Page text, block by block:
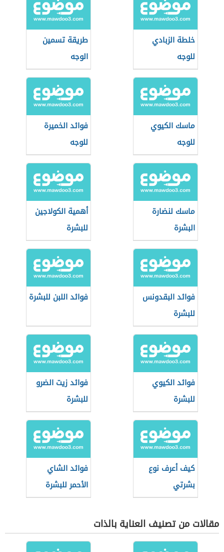
خلطة الزبادي
للوجه
طريقة تسمين
الوجه
ماسك الكيوي
للوجه
فوائد الخميرة
للوجه
ماسك لنضارة
البشرة
أهمية الكولاجين
للبشرة
فوائد البقدونس
للبشرة
فوائد اللبن للبشرة
فوائد الكيوي
للبشرة
فوائد زيت الضرو
للبشرة
كيف أعرف نوع
بشرتي
فوائد الشاي
الأحمر للبشرة
مقالات من تصنيف العناية بالذات